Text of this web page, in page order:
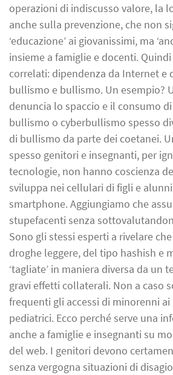
operazioni di indiscusso valore, la
anche sulla prevenzione, che non
‘educazione’ ai giovanissimi, ma
insieme a famiglie e docenti.
correlati: dipendenza da Internet e
bullismo e bullismo. Un esempio?
denuncia lo spaccio e il consumo
bullismo o cyberbullismo spesso
di bullismo da parte dei coetanei.
spesso genitori e insegnanti, per
tecnologie, non hanno coscienza
sviluppa nei cellulari di figli e
smartphone. Aggiungiamo che
stupefacenti senza
Sono gli stessi esperti a rivelare
droghe leggere, del tipo hashish e
‘tagliate’ in maniera diversa da un
gravi effetti collaterali. Non a caso
frequenti gli accessi di minorenni
pediatrici. Ecco perché serve una
anche a famiglie e insegnanti su
del web. I genitori devono
senza vergogna situazioni di